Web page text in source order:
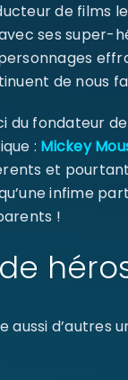
de films
ses super-
de nous
fondateur
: Mickey
et
infime
!
aussi d’autres